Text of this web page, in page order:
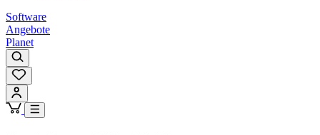
Software
Angebote
Planet